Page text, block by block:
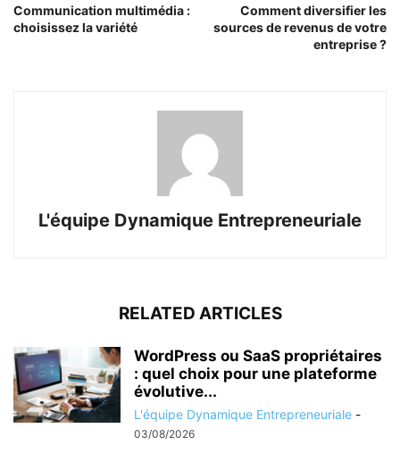
Communication multimédia :
choisissez la variété
Comment diversifier les
sources de revenus de votre
entreprise ?
L'équipe Dynamique Entrepreneuriale
RELATED ARTICLES
WordPress ou SaaS propriétaires
: quel choix pour une plateforme
évolutive...
L'équipe Dynamique Entrepreneuriale -
03/08/2026